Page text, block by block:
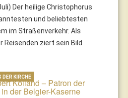
Der heilige Christophorus
und beliebtesten
im Straßenverkehr. Als
Reisenden ziert sein Bild
Kolland – Patron der
der Belgier-Kaserne
DER KIRCHE